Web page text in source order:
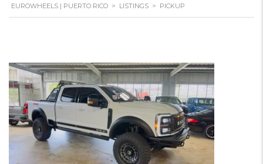
EUROWHEELS | PUERTO RICO > LISTINGS > PICKUP